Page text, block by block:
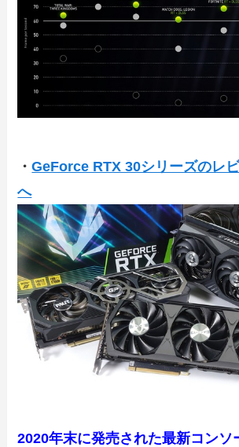
・GeForce RTX 30シリーズのレ
へ
2020年末に発売された最新コンソ